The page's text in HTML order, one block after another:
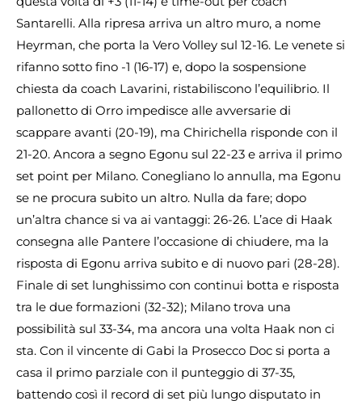
Santarelli. Alla ripresa arriva un altro muro, a nome
Heyrman, che porta la Vero Volley sul 12-16. Le venete si
rifanno sotto fino -1 (16-17) e, dopo la sospensione
chiesta da coach Lavarini, ristabiliscono l’equilibrio. Il
pallonetto di Orro impedisce alle avversarie di
scappare avanti (20-19), ma Chirichella risponde con il
21-20. Ancora a segno Egonu sul 22-23 e arriva il primo
set point per Milano. Conegliano lo annulla, ma Egonu
se ne procura subito un altro. Nulla da fare; dopo
un’altra chance si va ai vantaggi: 26-26. L’ace di Haak
consegna alle Pantere l’occasione di chiudere, ma la
risposta di Egonu arriva subito e di nuovo pari (28-28).
Finale di set lunghissimo con continui botta e risposta
tra le due formazioni (32-32); Milano trova una
possibilità sul 33-34, ma ancora una volta Haak non ci
sta. Con il vincente di Gabi la Prosecco Doc si porta a
casa il primo parziale con il punteggio di 37-35,
battendo così il record di set più lungo disputato in